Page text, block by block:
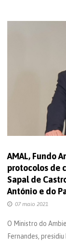
AMAL, Fundo
protocolos de
Sapal de
António e do
07 maio 2021
O Ministro do
Fernandes,